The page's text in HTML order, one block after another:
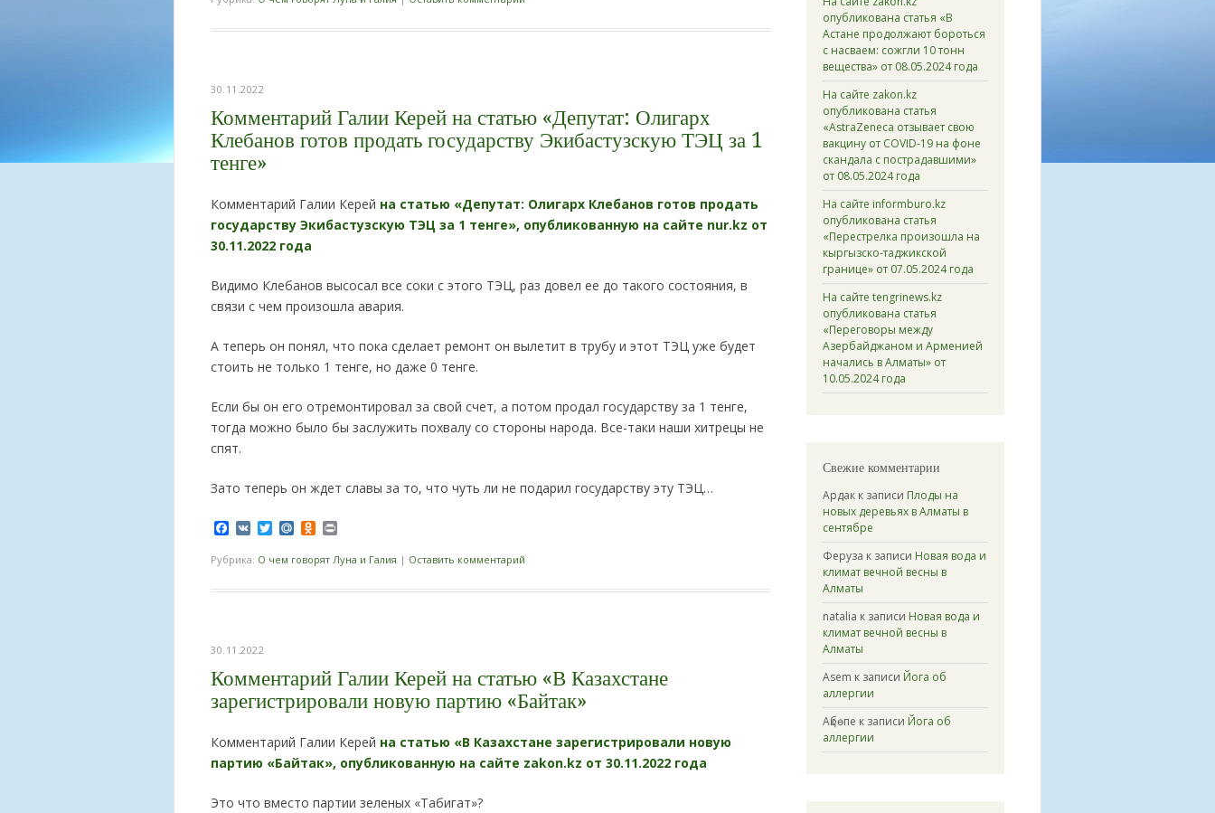
30.11.2022
Комментарий Галии Керей на статью «Депутат: Олигарх
Клебанов готов продать государству Экибастузскую ТЭЦ за 1
тенге»
Комментарий Галии Керей на статью «Депутат: Олигарх Клебанов готов продать
государству Экибастузскую ТЭЦ за 1 тенге», опубликованную на сайте nur.kz от
30.11.2022 года
Видимо Клебанов высосал все соки с этого ТЭЦ, раз довел ее до такого состояния, в
связи с чем произошла авария.
А теперь он понял, что пока сделает ремонт он вылетит в трубу и этот ТЭЦ уже будет
стоить не только 1 тенге, но даже 0 тенге.
Если бы он его отремонтировал за свой счет, а потом продал государству за 1 тенге,
тогда можно было бы заслужить похвалу со стороны народа. Все-таки наши хитрецы не
спят.
Зато теперь он ждет славы за то, что чуть ли не подарил государству эту ТЭЦ…
Facebook
VK TwitterMail.RuOdnoklassniki
Рубрика: О чем говорят Луна и Галия | Оставить комментарий
30.11.2022
Комментарий Галии Керей на статью «В Казахстане
зарегистрировали новую партию «Байтак»
Комментарий Галии Керей на статью «В Казахстане зарегистрировали новую
партию «Байтак», опубликованную на сайте zakon.kz от 30.11.2022 года
Это что вместо партии зеленых «Табигат»?
опубликована статья «В
Астане продолжают бороться
с насваем: сожгли 10 тонн
вещества» от 08.05.2024 года
На сайте zakon.kz
опубликована статья
«AstraZeneca отзывает свою
вакцину от COVID-19 на фоне
скандала с пострадавшими»
от 08.05.2024 года
На сайте informburo.kz
опубликована статья
«Перестрелка произошла на
кыргызско-таджикской
границе» от 07.05.2024 года
На сайте tengrinews.kz
опубликована статья
«Переговоры между
Азербайджаном и Арменией
начались в Алматы» от
10.05.2024 года
Свежие комментарии
Ардакк записи Плоды на
новых деревьях в Алматы в
сентябре
Феруза к записи Новая вода и
климат вечной весны в
Алматы
natalia к записи Новая вода и
климат вечной весны в
Алматы
Asem к записи Йога об
аллергии
Ақбөпе к записи Йога об
аллергии